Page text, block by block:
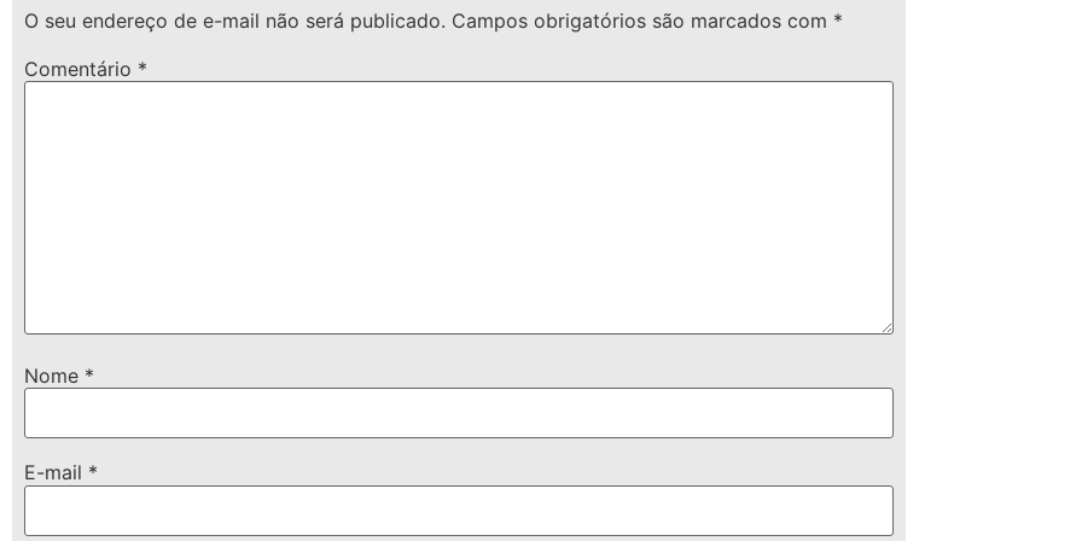
O seu endereço de e-mail não será publicado. Campos obrigatórios são marcados com *
Comentário *
Nome *
E-mail *